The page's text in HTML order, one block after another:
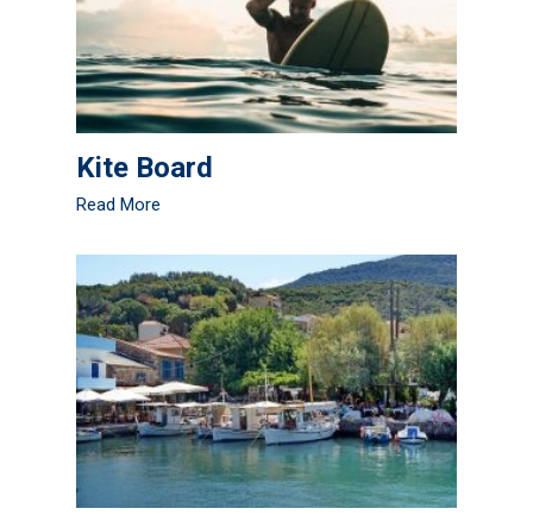
Kite Board
Read More